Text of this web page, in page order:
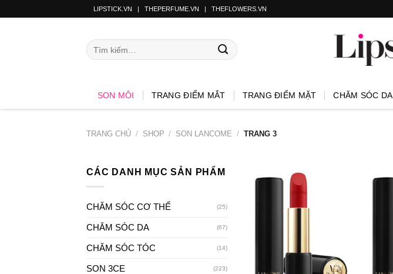
LIPSTICK.VN | THEPERFUME.VN | THEFLOWERS.VN
SON MÔI TRANG ĐIỂM MẮT TRANG ĐIỂM MẶT CHĂM SÓC DA
TRANG CHỦ / SHOP / SON LANCOME / TRANG 3
CÁC DANH MỤC SẢN PHẨM
CHĂM SÓC CƠ THỂ (25)
CHĂM SÓC DA (67)
CHĂM SÓC TÓC (14)
SON 3CE (223)